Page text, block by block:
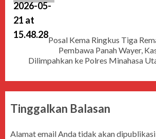
Posal Kema Ringkus Tiga
Pembawa Panah Wayer,
Dilimpahkan ke Polres Minahasa
Tinggalkan Balasan
Alamat email Anda tidak akan